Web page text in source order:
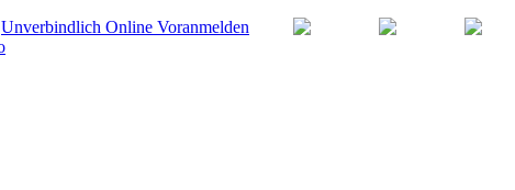
Unverbindlich Online Voranmelden Facebook Instagram Twitter